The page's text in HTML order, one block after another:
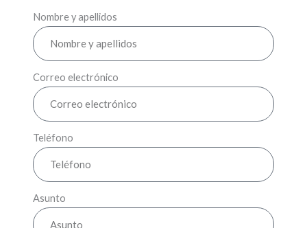
Nombre y apellidos
Correo electrónico
Teléfono
Asunto